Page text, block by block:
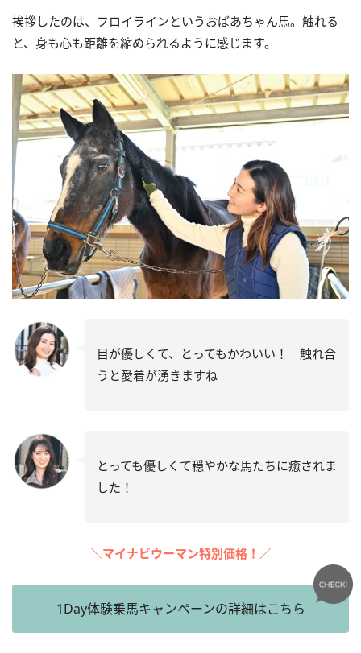
挨拶したのは、フロイラインというおばあちゃん馬。触れる
と、身も心も距離を縮められるように感じます。
目が優しくて、とってもかわいい！ 触れ合
うと愛着が湧きますね
とっても優しくて穏やかな馬たちに癒されま
した！
＼マイナビウーマン特別価格！／
1Day体験乗馬キャンペーンの詳細はこちら